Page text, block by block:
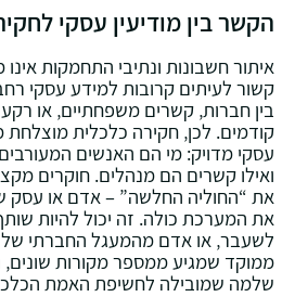
הקשר בין מודיעין עסקי
איתור חשבונות ונתיבי התחמקות
קשור לעיתים קרובות למידע עסקי
בין חברות‚ קשרים משפחתיים‚ או
קודמים. לכן‚ חקירה כלכלית מוצלחת
עסקי מדויק: מי הם האנשים
ואילו קשרים הם מנהלים. חוקרים
את “החוליה החלשה” – אדם או עסק
את המערכת כולה. זה יכול להיות
לשעבר‚ או אדם מהמעגל החברתי
ממוקד שמגיע ממספר מקורות שונים‚
שלמה שמובילה לחשיפת האמת